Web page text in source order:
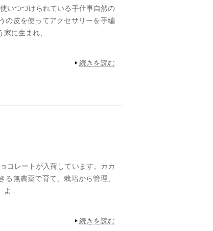
いつづけられている手仕事自然の
の皮を使ってアクセサリーを手編
に生まれ、...
続きを読む
コレートが入荷しています。カカ
る無農薬で育て、栽培から管理、
...
続きを読む